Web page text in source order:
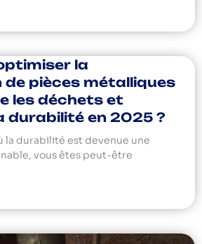
la
pièces métalliques
les déchets et
durabilité en 2025 ?
la durabilité est devenue une
vous êtes peut-être